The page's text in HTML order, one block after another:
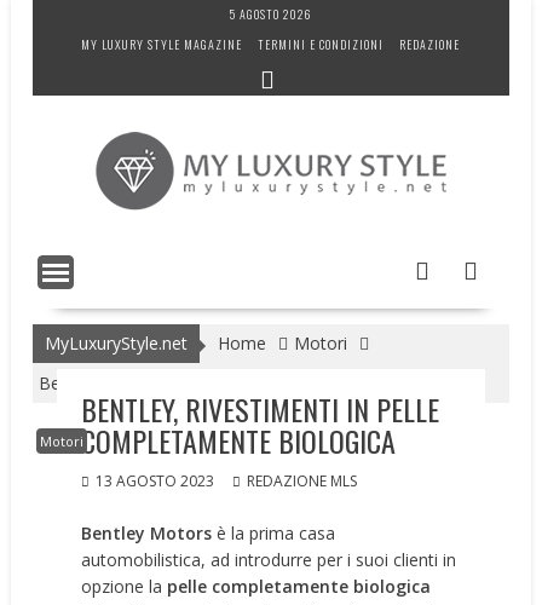
5 AGOSTO 2026
MY LUXURY STYLE MAGAZINE
TERMINI E CONDIZIONI REDAZIONE
MyLuxuryStyle.net Home
Motori
Bentley, rivestimenti in pelle completamente biologica
Motori
BENTLEY, RIVESTIMENTI IN PELLE
COMPLETAMENTE BIOLOGICA
13 AGOSTO 2023 REDAZIONE MLS
Bentley Motors è la prima casa
automobilistica, ad introdurre per i suoi clienti in
opzione la pelle completamente biologica